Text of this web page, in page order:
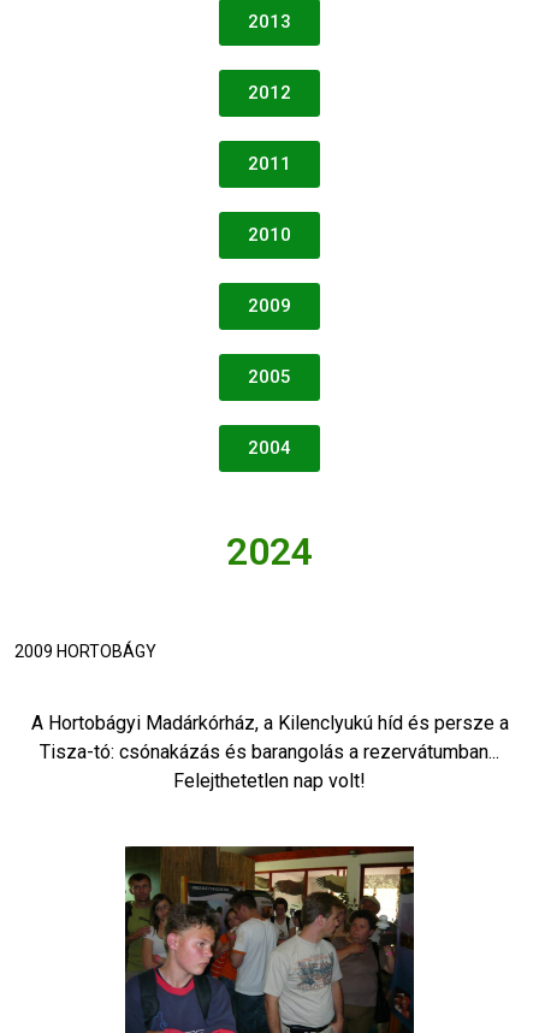
2013
2012
2011
2010
2009
2005
2004
2024
2009 HORTOBÁGY
A Hortobágyi Madárkórház, a Kilenclyukú híd és persze a
Tisza-tó: csónakázás és barangolás a rezervátumban...
Felejthetetlen nap volt!